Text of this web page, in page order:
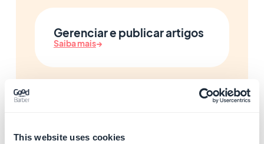
This website uses cookies
Gerenciar e publicar artigos
Saiba mais→